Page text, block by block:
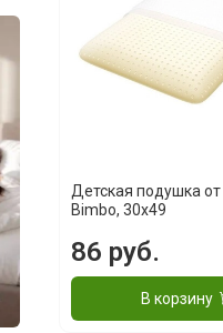
Детская подушка от
Bimbo, 30x49
86 руб.
В корзину